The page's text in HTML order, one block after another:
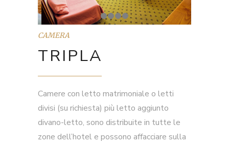
CAMERA
TRIPLA
Camere con letto matrimoniale o letti
divisi (su richiesta) più letto aggiunto
divano-letto, sono distribuite in tutte le
zone dell’hotel e possono affacciare sulla